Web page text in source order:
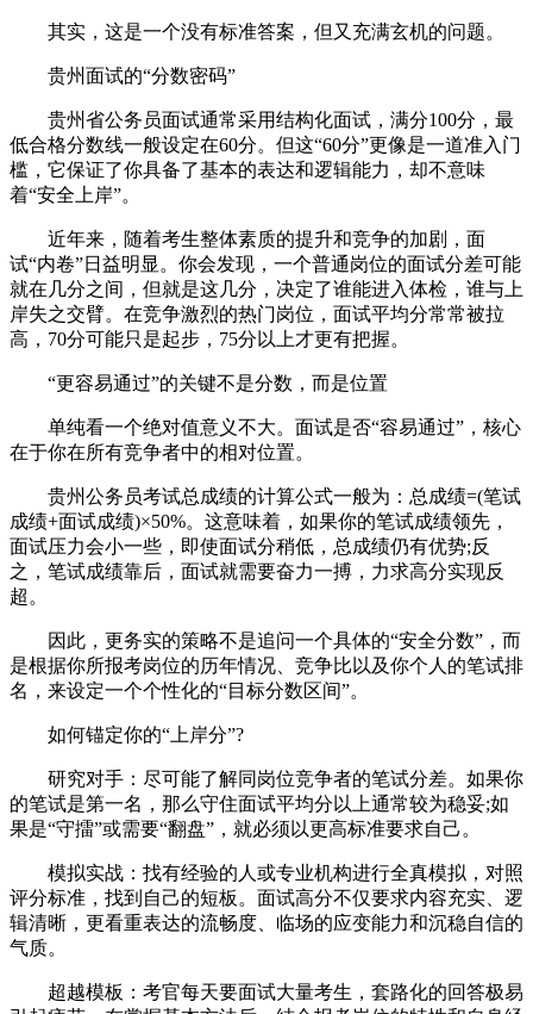
其实，这是一个没有标准答案，但又充满玄机的问题。
贵州面试的“分数密码”
贵州省公务员面试通常采用结构化面试，满分100分，最
低合格分数线一般设定在60分。但这“60分”更像是一道准入门
槛，它保证了你具备了基本的表达和逻辑能力，却不意味
着“安全上岸”。
近年来，随着考生整体素质的提升和竞争的加剧，面
试“内卷”日益明显。你会发现，一个普通岗位的面试分差可能
就在几分之间，但就是这几分，决定了谁能进入体检，谁与上
岸失之交臂。在竞争激烈的热门岗位，面试平均分常常被拉
高，70分可能只是起步，75分以上才更有把握。
“更容易通过”的关键不是分数，而是位置
单纯看一个绝对值意义不大。面试是否“容易通过”，核心
在于你在所有竞争者中的相对位置。
贵州公务员考试总成绩的计算公式一般为：总成绩=(笔试
成绩+面试成绩)×50%。这意味着，如果你的笔试成绩领先，
面试压力会小一些，即使面试分稍低，总成绩仍有优势;反
之，笔试成绩靠后，面试就需要奋力一搏，力求高分实现反
超。
因此，更务实的策略不是追问一个具体的“安全分数”，而
是根据你所报考岗位的历年情况、竞争比以及你个人的笔试排
名，来设定一个个性化的“目标分数区间”。
如何锚定你的“上岸分”?
研究对手：尽可能了解同岗位竞争者的笔试分差。如果你
的笔试是第一名，那么守住面试平均分以上通常较为稳妥;如
果是“守擂”或需要“翻盘”，就必须以更高标准要求自己。
模拟实战：找有经验的人或专业机构进行全真模拟，对照
评分标准，找到自己的短板。面试高分不仅要求内容充实、逻
辑清晰，更看重表达的流畅度、临场的应变能力和沉稳自信的
气质。
超越模板：考官每天要面试大量考生，套路化的回答极易